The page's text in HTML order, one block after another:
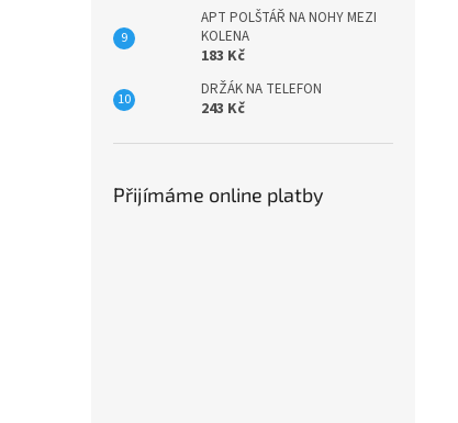
APT POLŠTÁŘ NA NOHY MEZI
KOLENA
183 Kč
DRŽÁK NA TELEFON
243 Kč
Přijímáme online platby